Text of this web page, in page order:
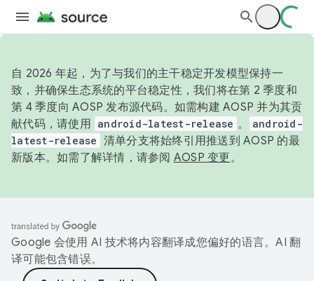
自 2026 年起，为了与我们的主干稳定开发模型保持一
致，并确保生态系统的平台稳定性，我们将在第 2 季度和
第 4 季度向 AOSP 发布源代码。如需构建 AOSP 并为其贡
献代码，请使用 android-latest-release 。
android-
latest-release 清单分支将始终引用推送到 AOSP 的最
新版本。如需了解详情，请参阅 AOSP 变更。
Google 会使用 AI 技术将内容翻译成您偏好的语言。AI 翻
译可能包含错误。